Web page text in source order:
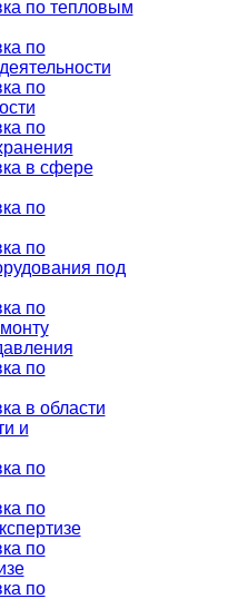
по тепловым
по
по
по
в сфере
по
по
под
по
по
в области
и
по
по
по
по